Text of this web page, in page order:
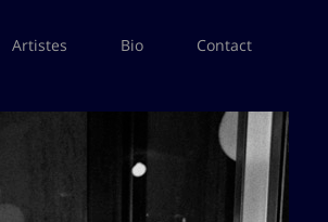
Artistes Bio Contact